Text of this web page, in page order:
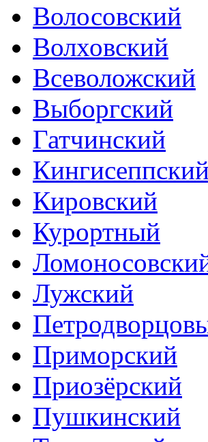
Волосовский
Волховский
Всеволожский
Выборгский
Гатчинский
Кингисеппский
Кировский
Курортный
Лужский
Приморский
Приозёрский
Пушкинский